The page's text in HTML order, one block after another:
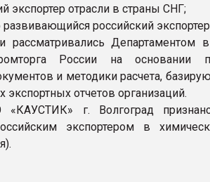
экспортер отрасли в страны СНГ;
российский экспортер
рассматривались Департаментом
России на основании
и методики расчета,
отчетов организаций.
«КАУСТИК» г. Волгоград
экспортером в